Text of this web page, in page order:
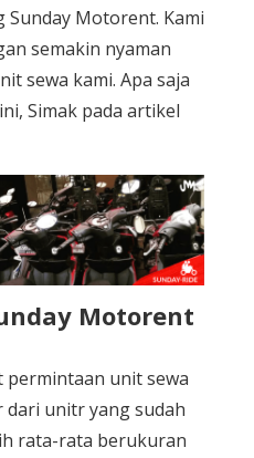
Motorent. Kami
semakin nyaman
sewa kami. Apa saja
Simak pada artikel
Motorent
permintaan unit sewa
unitr yang sudah
rata-rata berukuran